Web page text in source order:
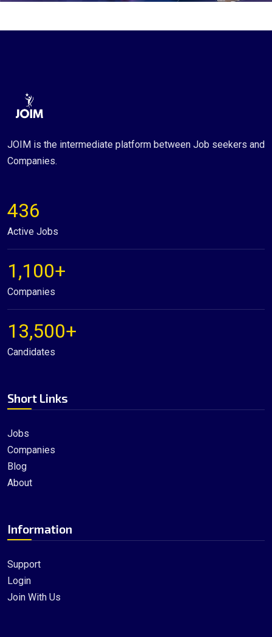
JOIM is the intermediate platform between Job seekers and
Companies.
Short Links
Jobs
Companies
Blog
About
Information
Support
Login
Join With Us
436
Active Jobs
1,100+
Companies
13,500+
Candidates